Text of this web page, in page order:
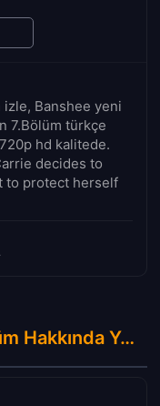
izle, Banshee yeni
7.Bölüm türkçe
hd kalitede.
decides to
to protect herself
Banshee : 1.Sezon 7.Bölüm Hakkında Yorumlar